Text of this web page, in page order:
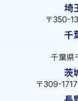
埼
〒350-
千
千葉県
茨
〒309-